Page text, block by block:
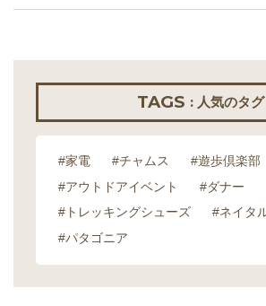
TAGS : 人気のタグ
#家電 #チャムス #遊歩倶楽部
#アウトドアイベント
#ダナー
#トレッキングシューズ
#ネイタ
#パタゴニア